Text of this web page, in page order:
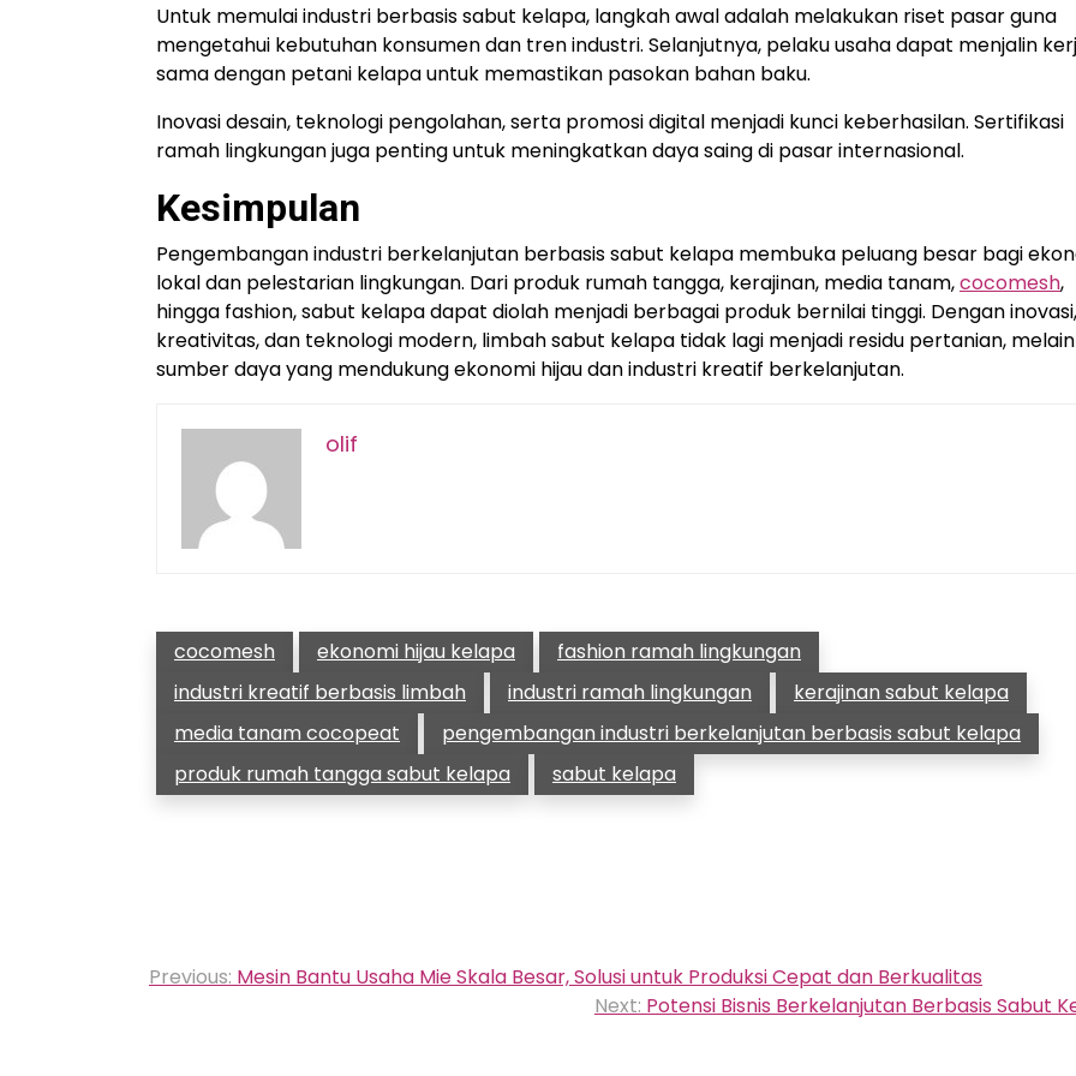
Untuk memulai industri berbasis sabut kelapa, langkah awal adalah melakukan riset pasar guna
mengetahui kebutuhan konsumen dan tren industri. Selanjutnya, pelaku usaha dapat menjalin
sama dengan petani kelapa untuk memastikan pasokan bahan baku.
Inovasi desain, teknologi pengolahan, serta promosi digital menjadi kunci keberhasilan. Sertifikasi
ramah lingkungan juga penting untuk meningkatkan daya saing di pasar internasional.
Kesimpulan
Pengembangan industri berkelanjutan berbasis sabut kelapa membuka peluang besar bagi
lokal dan pelestarian lingkungan. Dari produk rumah tangga, kerajinan, media tanam,cocomesh,
hingga fashion, sabut kelapa dapat diolah menjadi berbagai produk bernilai tinggi. Dengan inovasi,
kreativitas, dan teknologi modern, limbah sabut kelapa tidak lagi menjadi residu pertanian,
sumber daya yang mendukung ekonomi hijau dan industri kreatif berkelanjutan.
olif
cocomesh ekonomi hijau kelapa
fashion ramah lingkungan
industri kreatif berbasis limbah
industri ramah lingkungan
kerajinan sabut kelapa
media tanam cocopeat
pengembangan industri berkelanjutan berbasis sabut kelapa
produk rumah tangga sabut kelapa
sabut kelapa
Navigasi
Previous: Mesin Bantu Usaha Mie Skala Besar, Solusi untuk Produksi Cepat dan Berkualitas
Next: Potensi Bisnis Berkelanjutan Berbasis Sabut